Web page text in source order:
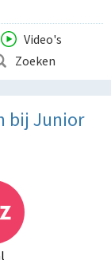
Video's
Zoeken
bij Junior